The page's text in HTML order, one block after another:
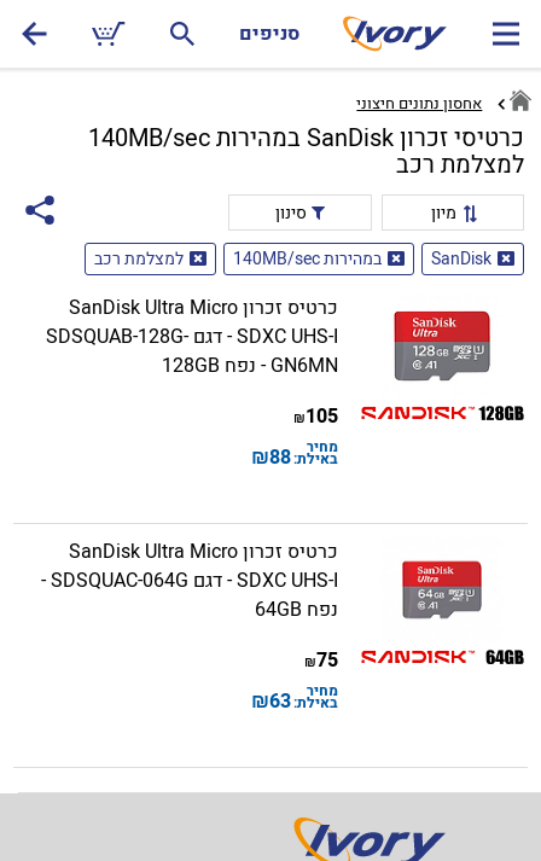
סניפים
אחסון נתונים חיצוני
כרטיסי זכרון SanDisk במהירות 140MB/sec
למצלמת רכב
מיון
סינון
SanDisk
במהירות 140MB/sec למצלמת רכב
כרטיס זכרון SanDisk Ultra Micro
SDXC UHS-I - דגם SDSQUAB-128G-
GN6MN - נפח 128GB
105
₪
מחיר
באילת:88
₪
כרטיס זכרון SanDisk Ultra Micro
SDXC UHS-I - דגם SDSQUAC-064G -
נפח 64GB
75
₪
מחיר
באילת:63
₪